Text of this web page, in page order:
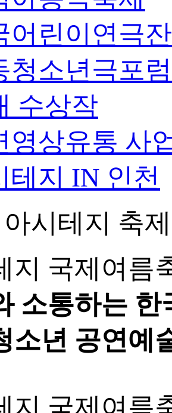
어린이연극
청소년극포
수상작
영상유통 사
테지 IN 인천
아시테지 축
지 국제여름
소통하는 한
소년 공연예
지 국제여름